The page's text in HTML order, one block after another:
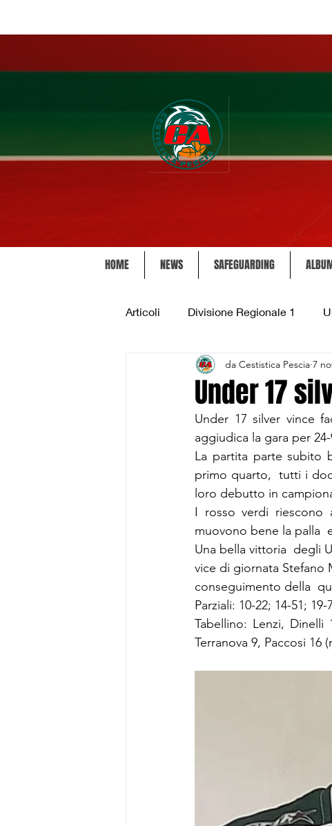
HOME NEWS SAFEGUARDING
Articoli Divisione Regionale 1
Under 15 Silver Under 14 Silver
CSI Juniores CSI Under 13
Under 17
da Cestistica Pescia 7
Under 17 silver vince
aggiudica la gara per 24-
La partita parte subito
primo quarto,  tutti i
loro debutto in
I rosso verdi
muovono bene la palla
Una bella vittoria  degli
vice di giornata Stefano
conseguimento della
Parziali: 10-22; 14-51; 19-
Tabellino: Lenzi,
Terranova 9, Paccosi 16